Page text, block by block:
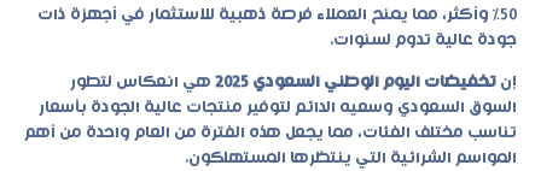
50% وأكثر، مما يمنح العملاء فرصة ذهبية للاستثمار في أجهزة ذات
جودة عالية تدوم لسنوات.
إن تخفيضات اليوم الوطني السعودي 2025
هي انعكاس لتطور
السوق السعودي وسعيه الدائم لتوفير منتجات عالية الجودة بأسعار
تناسب مختلف الفئات، مما يجعل هذه الفترة من العام واحدة من أهم
المواسم الشرائية التي ينتظرها المستهلكون.